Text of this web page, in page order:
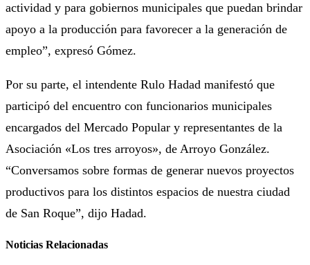
actividad y para gobiernos municipales que puedan brindar
apoyo a la producción para favorecer a la generación de
empleo”, expresó Gómez.
Por su parte, el intendente Rulo Hadad manifestó que
participó del encuentro con funcionarios municipales
encargados del Mercado Popular y representantes de la
Asociación «Los tres arroyos», de Arroyo González.
“Conversamos sobre formas de generar nuevos proyectos
productivos para los distintos espacios de nuestra ciudad
de San Roque”, dijo Hadad.
Noticias Relacionadas